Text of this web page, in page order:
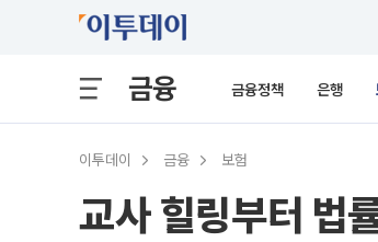
금융 금융정책 은행
이투데이 금융 보험
교사 힐링부터 법